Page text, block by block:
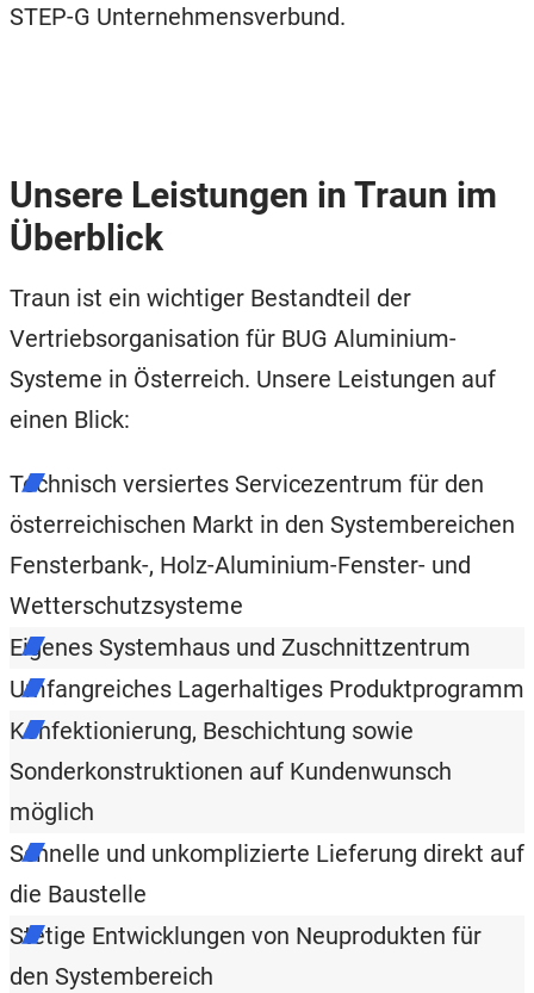
STEP-G Unternehmensverbund.
Unsere Leistungen in Traun im
Überblick
Traun ist ein wichtiger Bestandteil der
Vertriebsorganisation für BUG Aluminium-
Systeme in Österreich. Unsere Leistungen auf
einen Blick:
Technisch versiertes Servicezentrum für den
österreichischen Markt in den Systembereichen
Fensterbank-, Holz-Aluminium-Fenster- und
Wetterschutzsysteme
Eigenes Systemhaus und Zuschnittzentrum
Umfangreiches Lagerhaltiges Produktprogramm
Konfektionierung, Beschichtung sowie
Sonderkonstruktionen auf Kundenwunsch
möglich
Schnelle und unkomplizierte Lieferung direkt auf
die Baustelle
Stetige Entwicklungen von Neuprodukten für
den Systembereich